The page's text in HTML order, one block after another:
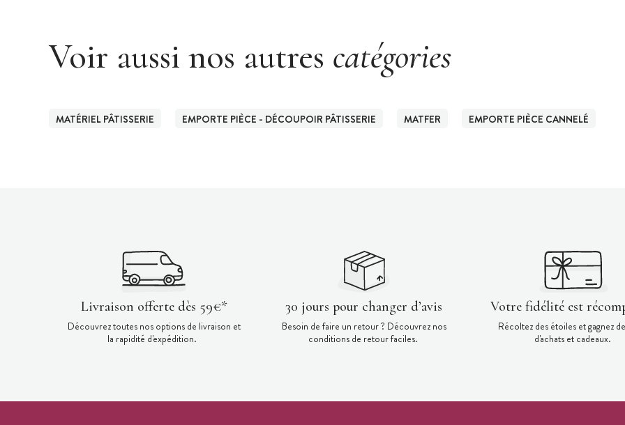
Voir aussi nos autres catégories
MATÉRIEL PÂTISSERIE EMPORTE PIÈCE - DÉCOUPOIR PÂTISSERIE MATFER EMPORTE PIÈCE CANNELÉ
Livraison offerte dès 59€*
Découvrez toutes nos options de livraison et
la rapidité d'expédition.
30 jours pour changer d’avis
Besoin de faire un retour ? Découvrez nos
conditions de retour faciles.
Votre fidélité est
Récoltez des étoiles et gagnez
d'achats et cadeaux.